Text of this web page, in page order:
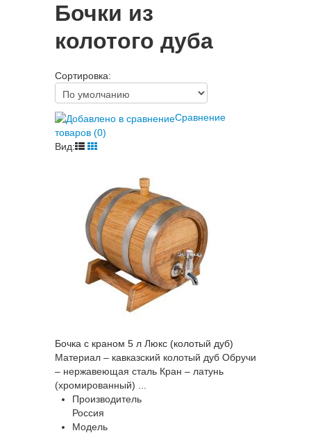
Бочки из
колотого дуба
Сортировка:
Сравнение
товаров (0)
Вид:
Бочка с краном 5 л Люкс (колотый дуб)
Материал – кавказский колотый дуб Обручи
– нержавеющая сталь Кран – латунь
(хромированный) ...
Производитель
Россия
Модель